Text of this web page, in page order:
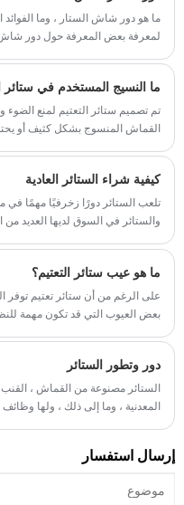
ما هو دور شاش الستار ، وما
لمعرفة بعض المعرفة حول دور شاش
ما النسيج المستخدم في ستائر
تم تصميم ستائر التعتيم لمنع
القماش المنسوج بشكل كثيف أو
كيفية شراء الستائر العادية
تلعب الستائر دورًا زخرفيًا مهمًا في
والستائر في السوق لديها العديد
مهم جدا. دعنا نتعرف على طريقة شراء
حيث الستائر مناسبة.
ما هو عيب ستائر التعتيم؟
على الرغم من أن ستائر تعتيم توفر
بعض العيوب التي قد تكون مهمة
دور وتطور الستائر
الستائر مصنوعة من القماش ، القنب ،
المعدنية ، وما إلى ذلك ، ولها
إرسال استفسار